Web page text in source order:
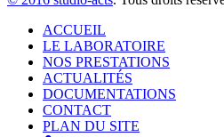
ACCUEIL
LE LABORATOIRE
NOS PRESTATIONS
ACTUALITÉS
DOCUMENTATIONS
CONTACT
PLAN DU SITE